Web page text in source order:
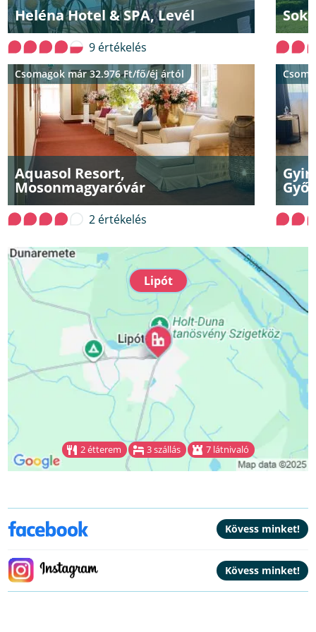
Heléna Hotel & SPA, Levél
9 értékelés
Aquasol Resort,
Mosonmagyaróvár
Csomagok már 32.976 Ft/fő/éj ártól
2 értékelés
Győr
Lipót
2 étterem 3 szállás 7 látnivaló